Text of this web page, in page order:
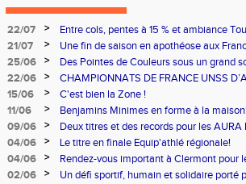
22/07 >
Entre cols, pentes à 15 % et ambiance
ont relevé le défi !
21/07 >
Une fin de saison en apothéose aux
25/06
>
Des Pointes de Couleurs sous un grand
22/06
>
CHAMPIONNATS DE FRANCE UNSS
15/06
>
C'est bien la Zone !
11/06
>
Benjamins Minimes en forme à la
09/06
>
Deux titres et des records pour les
04/06
>
Le titre en finale Equip'athlé régionale!
04/06
>
Rendez-vous important à Clermont pour
02/06
>
Un défi sportif, humain et solidaire porté